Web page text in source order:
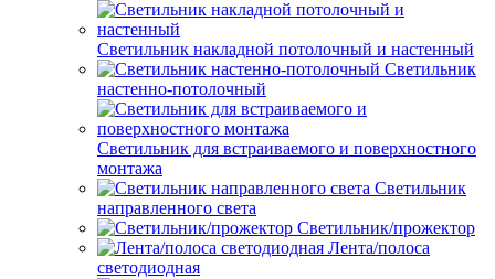
Светильник накладной потолочный и настенный
Светильник
настенно-потолочный
Светильник для встраиваемого и поверхностного
монтажа
Светильник
направленного света
Светильник/прожектор
Лента/полоса
светодиодная